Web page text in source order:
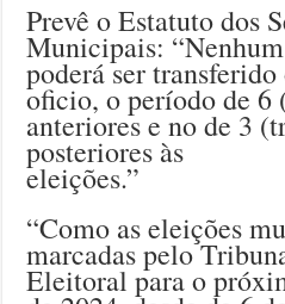
Prevê o Estatuto dos
Municipais:
poderá ser
oficio, o período de 6
anteriores e no de 3
posteriores às
eleições.”
“Como as eleições
marcadas pelo
Eleitoral para o